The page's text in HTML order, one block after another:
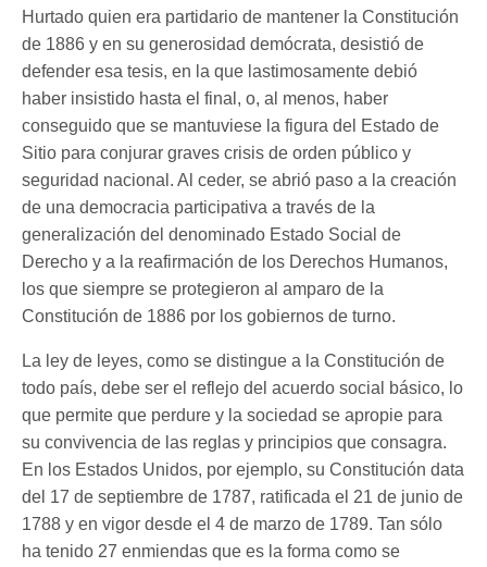
Hurtado quien era partidario de mantener la Constitución
de 1886 y en su generosidad demócrata, desistió de
defender esa tesis, en la que lastimosamente debió
haber insistido hasta el final, o, al menos, haber
conseguido que se mantuviese la figura del Estado de
Sitio para conjurar graves crisis de orden público y
seguridad nacional. Al ceder, se abrió paso a la creación
de una democracia participativa a través de la
generalización del denominado Estado Social de
Derecho y a la reafirmación de los Derechos Humanos,
los que siempre se protegieron al amparo de la
Constitución de 1886 por los gobiernos de turno.
La ley de leyes, como se distingue a la Constitución de
todo país, debe ser el reflejo del acuerdo social básico, lo
que permite que perdure y la sociedad se apropie para
su convivencia de las reglas y principios que consagra.
En los Estados Unidos, por ejemplo, su Constitución data
del 17 de septiembre de 1787, ratificada el 21 de junio de
1788 y en vigor desde el 4 de marzo de 1789. Tan sólo
ha tenido 27 enmiendas que es la forma como se